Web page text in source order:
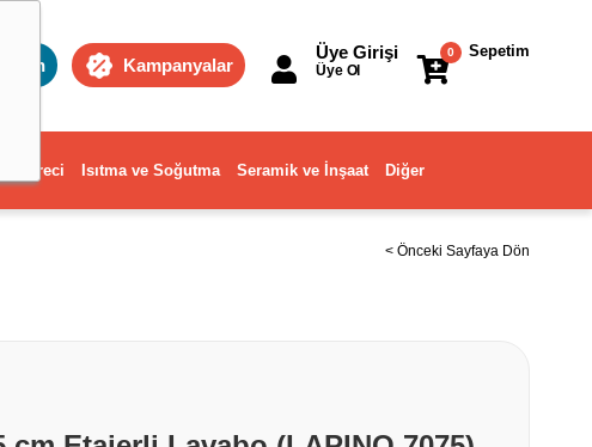
Kampanyalar
Sepetim
0
Üye Girişi
Üye Ol
Gereci Isıtma ve Soğutma Seramik ve İnşaat Diğer
< Önceki Sayfaya Dön